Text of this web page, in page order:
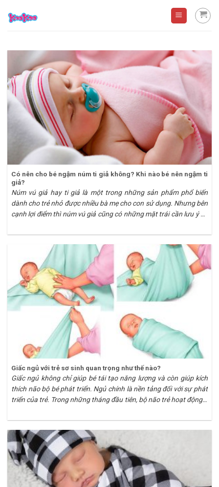
Có nên cho bé ngậm núm ti giả không? Khi nào bé nên ngậm ti
giả?
Núm vú giả hay ti giả là một trong những sản phẩm phổ biến
dành cho trẻ nhỏ được nhiều bà mẹ cho con sử dụng. Nhưng bên
cạnh lợi điểm thì núm vú giả cũng có những mặt trái cần lưu ý để
Giấc ngủ với trẻ sơ sinh quan trọng như thế nào?
Giấc ngủ không chỉ giúp bé tái tạo năng lượng và còn giúp kích
thích não bộ bé phát triển. Ngủ chính là nền tảng đối với sự phát
triển của trẻ. Trong những tháng đầu tiên, bộ não trẻ hoạt động ở